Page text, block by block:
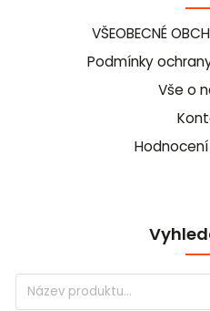
VŠEOBECNÉ
Podmínky
Vše o